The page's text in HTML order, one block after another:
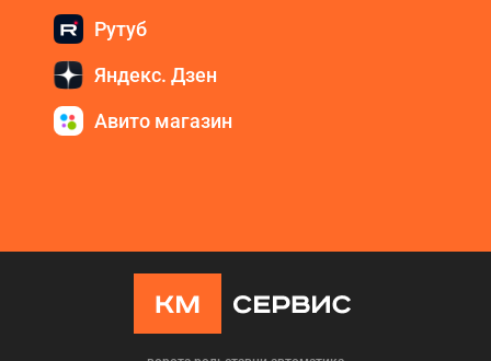
Рутуб
Яндекс. Дзен
Авито магазин